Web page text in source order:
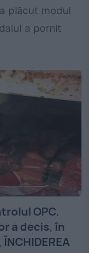
plăcut modul
a pornit
OPC.
a decis, în